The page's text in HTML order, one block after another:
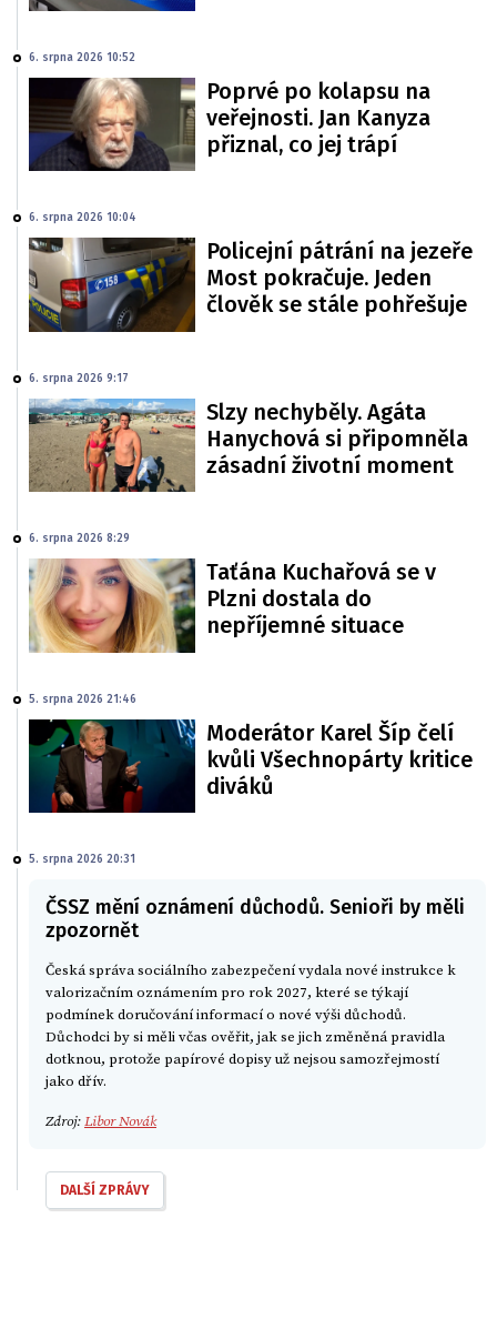
6. srpna 2026 10:52
Poprvé po kolapsu na
veřejnosti. Jan Kanyza
přiznal, co jej trápí
6. srpna 2026 10:04
Policejní pátrání na jezeře
Most pokračuje. Jeden
člověk se stále pohřešuje
6. srpna 2026 9:17
Slzy nechyběly. Agáta
Hanychová si připomněla
zásadní životní moment
6. srpna 2026 8:29
Taťána Kuchařová se v
Plzni dostala do
nepříjemné situace
5. srpna 2026 21:46
Moderátor Karel Šíp čelí
kvůli Všechnopárty kritice
diváků
5. srpna 2026 20:31
ČSSZ mění oznámení důchodů. Senioři by měli
zpozornět
Česká správa sociálního zabezpečení vydala nové instrukce k
valorizačním oznámením pro rok 2027, které se týkají
podmínek doručování informací o nové výši důchodů.
Důchodci by si měli včas ověřit, jak se jich změněná pravidla
dotknou, protože papírové dopisy už nejsou samozřejmostí
jako dřív.
Zdroj:Libor Novák
DALŠÍ ZPRÁVY